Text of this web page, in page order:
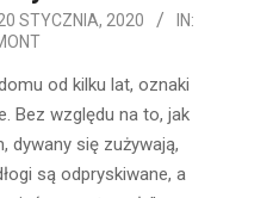
STYCZNIA, 2020
IN:
od kilku lat, oznaki
Bez względu na to, jak
dywany się zużywają,
są odpryskiwane, a